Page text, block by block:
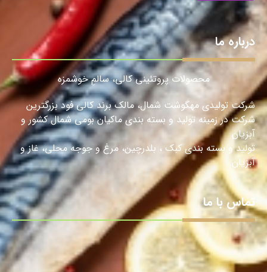
درباره ما
محصولات پروتئینی کالی، سالمِ خوشمزه
شرکت تولیدی مهگوشت شمال، مالک برند کالی فود بزرگترین
شرکت در زمینه تولید و بسته بندی ماکیان بومی شمال کشور و
آبزیان
تولید و بسته بندی کبک ، بلدرچین، مرغ و جوجه محلی، غاز و
آبزیان.
تماس با ما